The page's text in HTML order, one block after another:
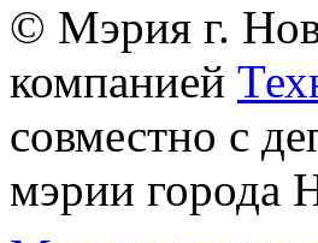
© Мэрия г.
компанией
совместно с
мэрии города